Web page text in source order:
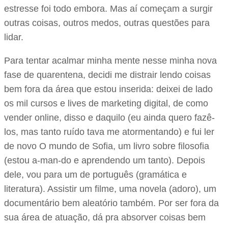
estresse foi todo embora. Mas aí começam a surgir
outras coisas, outros medos, outras questões para
lidar.
Para tentar acalmar minha mente nesse minha nova
fase de quarentena, decidi me distrair lendo coisas
bem fora da área que estou inserida: deixei de lado
os mil cursos e lives de marketing digital, de como
vender online, disso e daquilo (eu ainda quero fazê-
los, mas tanto ruído tava me atormentando) e fui ler
de novo O mundo de Sofia, um livro sobre filosofia
(estou a-man-do e aprendendo um tanto). Depois
dele, vou para um de português (gramática e
literatura). Assistir um filme, uma novela (adoro), um
documentário bem aleatório também. Por ser fora da
sua área de atuação, dá pra absorver coisas bem